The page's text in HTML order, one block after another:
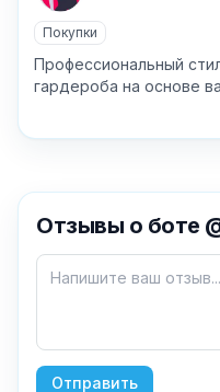
Как добавить
Покупки
Профессиональный
гардероба на основе
Отзывы о боте
Отправить